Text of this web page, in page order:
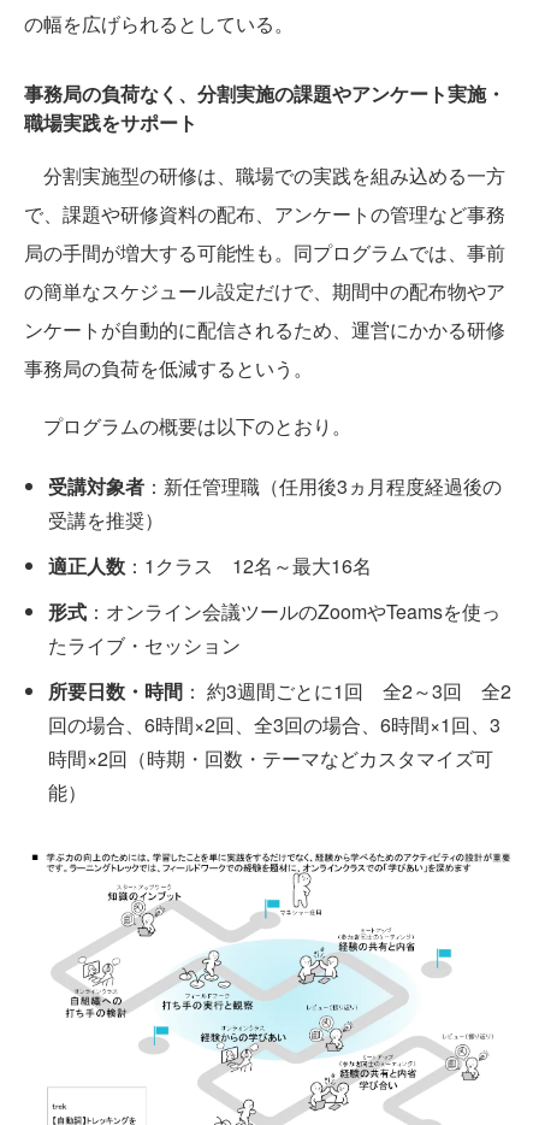
の幅を広げられるとしている。
事務局の負荷なく、分割実施の課題やアンケート実施・
職場実践をサポート
分割実施型の研修は、職場での実践を組み込める一方
で、課題や研修資料の配布、アンケートの管理など事務
局の手間が増大する可能性も。同プログラムでは、事前
の簡単なスケジュール設定だけで、期間中の配布物やア
ンケートが自動的に配信されるため、運営にかかる研修
事務局の負荷を低減するという。
プログラムの概要は以下のとおり。
受講対象者 ：新任管理職（任用後3ヵ月程度経過後の
受講を推奨）
適正人数 ：1クラス 12名～最大16名
形式 ：オンライン会議ツールのZoomやTeamsを使っ
たライブ・セッション
所要日数・時間 ： 約3週間ごとに1回 全2～3回 全2
回の場合、6時間×2回、全3回の場合、6時間×1回、3
時間×2回（時期・回数・テーマなどカスタマイズ可
能）